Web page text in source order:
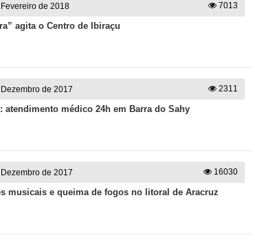
7013
de 2018
agita o Centro de Ibiraçu
2311
de 2017
atendimento médico 24h em Barra do Sahy
16030
de 2017
musicais e queima de fogos no litoral de Aracruz